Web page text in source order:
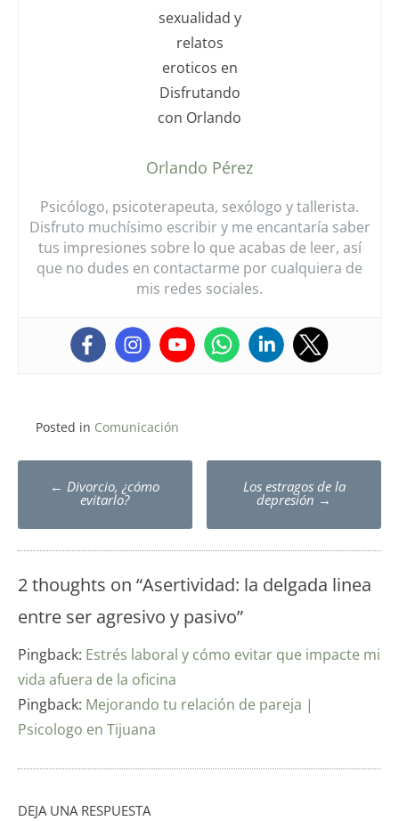
Orlando Pérez
Psicólogo, psicoterapeuta, sexólogo y tallerista.
Disfruto muchísimo escribir y me encantaría saber
tus impresiones sobre lo que acabas de leer, así
que no dudes en contactarme por cualquiera de
mis redes sociales.
Posted in Comunicación
Post
navigation
← Divorcio, ¿cómo
evitarlo?
Los estragos de la
depresión →
2 thoughts on “Asertividad: la delgada linea
entre ser agresivo y pasivo”
Pingback: Estrés laboral y cómo evitar que impacte mi
vida afuera de la oficina
Pingback: Mejorando tu relación de pareja |
Psicologo en Tijuana
DEJA UNA RESPUESTA